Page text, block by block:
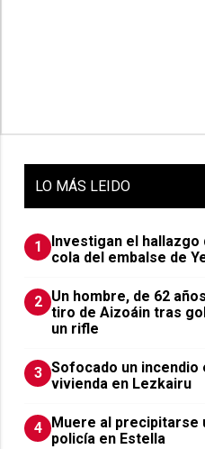
LO MÁS LEIDO
1
Investigan el
cola del embalse de
2 Un hombre, de 62
tiro de Aizoáin tras
un rifle
3 Sofocado un incendio
vivienda en Lezkairu
4 Muere al precipitarse
policía en Estella